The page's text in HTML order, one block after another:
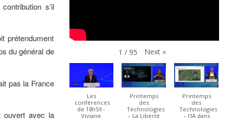
s’il
prétendument
du général de
pas la France
ouvert avec la
1 / 95 Next »
Les
conférences
de 18h59 -
Viviane
Printemps
des
Technologies
– La Liberté
Printemps
des
Technologies
– l'IA dans